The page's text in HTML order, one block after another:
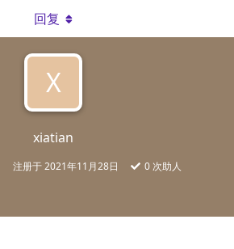
X
xiatian
注册于2021年11月28日 0 次助人
回复